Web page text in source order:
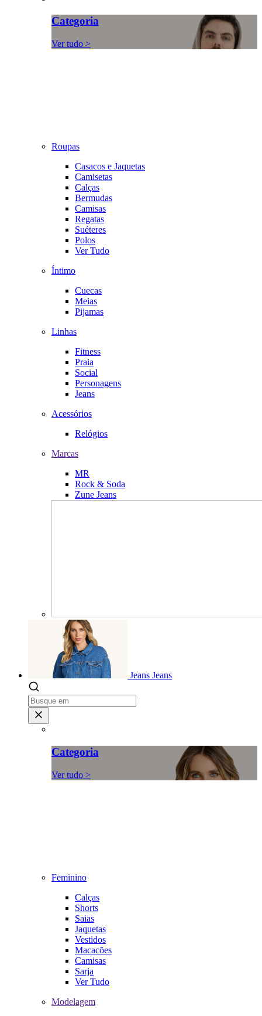
Categoria
Ver tudo >
Roupas
Casacos e Jaquetas
Camisetas
Calças
Bermudas
Camisas
Regatas
Suéteres
Polos
Ver Tudo
Íntimo
Cuecas
Meias
Pijamas
Linhas
Fitness
Praia
Social
Personagens
Jeans
Acessórios
Relógios
Marcas
MR
Rock & Soda
Zune Jeans
Jeans Jeans
Categoria
Ver tudo >
Feminino
Calças
Shorts
Saias
Jaquetas
Vestidos
Macacões
Camisas
Sarja
Ver Tudo
Modelagem